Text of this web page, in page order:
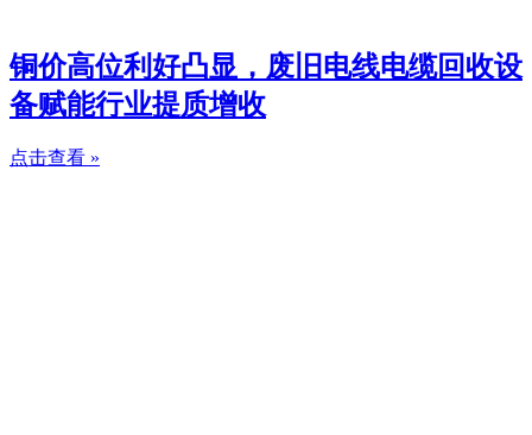
铜价高位利好凸显，废旧电线电缆回收设
备赋能行业提质增收
点击查看 »